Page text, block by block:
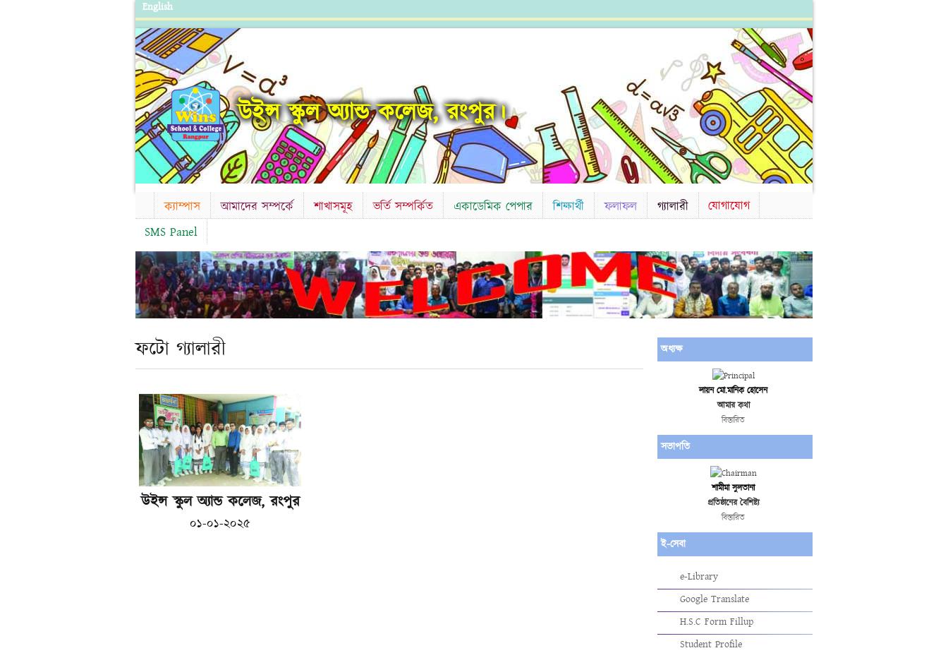
English
উইন্স স্কুল অ্যান্ড কলেজ, রংপুর।
ক্যাম্পাস আমাদের সম্পর্কে শাখাসমূহ ভর্তি সম্পর্কিত একাডেমিক পেপার শিক্ষার্থী ফলাফল গ্যালারী
যোগাযোগ
SMS Panel
ফটো গ্যালারী
উইন্স স্কুল অ্যান্ড কলেজ, রংপুর
০১-০১-২০২৫
অধ্যক্ষ
লায়ন মো.মানিক হোসেন
আমার কথা
বিস্তারিত
সভাপতি
শামীমা সুলতানা
প্রতিষ্ঠানের বৈশিষ্ট্য
বিস্তারিত
ই-সেবা
e-Library
Google Translate
H.S.C Form Fillup
Student Profile